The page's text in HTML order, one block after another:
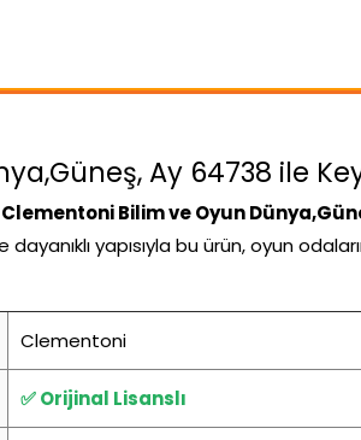
Ay 64738 ile
Clementoni Bilim ve Oyun
yapısıyla bu ürün, oyun
Clementoni
✅ Orijinal Lisanslı